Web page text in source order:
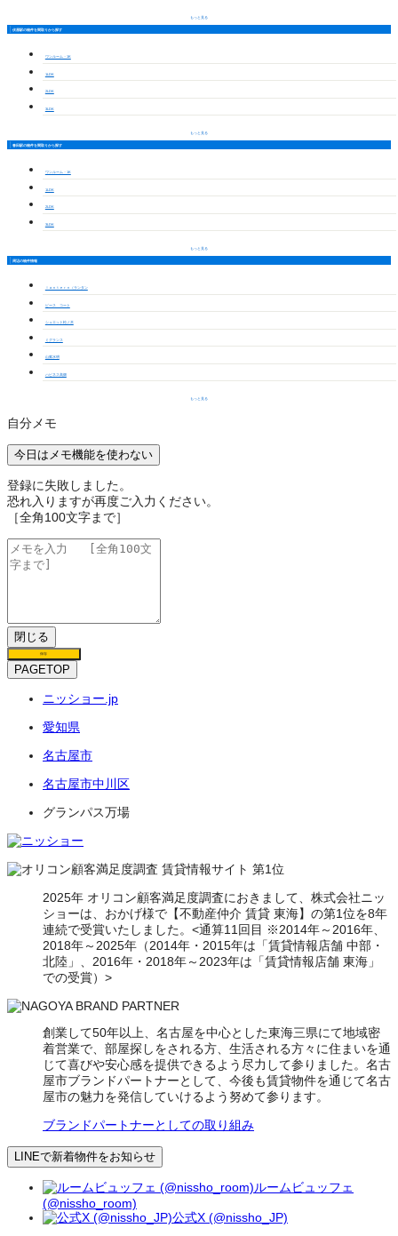
もっと見る
伏屋駅の物件を間取りから探す
ワンルーム・1K
1LDK
2LDK
3LDK
もっと見る
春田駅の物件を間取りから探す
ワンルーム・1K
1LDK
2LDK
3LDK
もっと見る
周辺の物件情報
ｌａｎｔｅｒｎ（ランタン
ピース コート
シュエット松ノ木
ミグランス
山紫水明
ハピネス高畑
もっと見る
自分メモ
今日はメモ機能を使わない
登録に失敗しました。
恐れ入りますが再度ご入力ください。
［全角100文字まで］
閉じる
保存
PAGETOP
ニッショー.jp
愛知県
名古屋市
名古屋市中川区
グランパス万場
2025年 オリコン顧客満足度調査におきまして、株式会社ニッ
ショーは、おかげ様で【不動産仲介 賃貸 東海】の第1位を8年
連続で受賞いたしました。<通算11回目 ※2014年～2016年、
2018年～2025年（2014年・2015年は「賃貸情報店舗 中部・
北陸」、2016年・2018年～2023年は「賃貸情報店舗 東海」
での受賞）>
創業して50年以上、名古屋を中心とした東海三県にて地域密
着営業で、部屋探しをされる方、生活される方々に住まいを通
じて喜びや安心感を提供できるよう尽力して参りました。名古
屋市ブランドパートナーとして、今後も賃貸物件を通じて名古
屋市の魅力を発信していけるよう努めて参ります。
ブランドパートナーとしての取り組み
LINEで新着物件をお知らせ
ルームビュッフェ
(@nissho_room)
公式X (@nissho_JP)